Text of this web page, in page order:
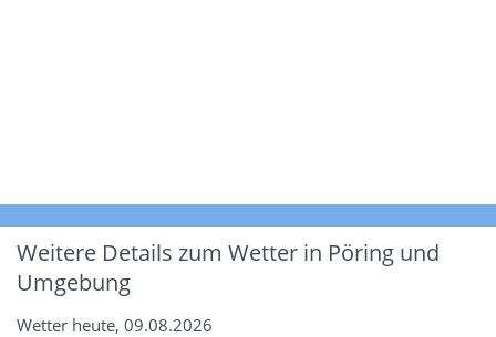
Weitere Details zum Wetter in Pöring und
Umgebung
Wetter heute, 09.08.2026